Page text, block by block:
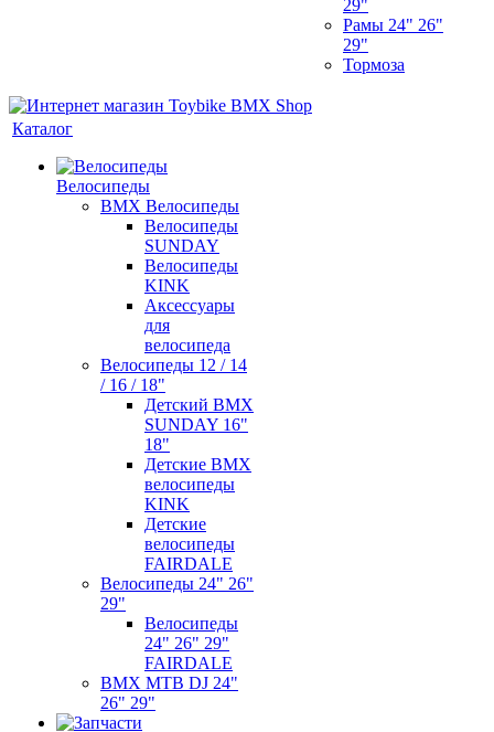
29"
Рамы 24" 26"
29"
Тормоза
Каталог
Велосипеды
BMX Велосипеды
Велосипеды
SUNDAY
Велосипеды
KINK
Аксессуары
для
велосипеда
Велосипеды 12 / 14
/ 16 / 18"
Детский BMX
SUNDAY 16"
18"
Детские BMX
велосипеды
KINK
Детские
велосипеды
FAIRDALE
Велосипеды 24" 26"
29"
Велосипеды
24" 26" 29"
FAIRDALE
BMX MTB DJ 24"
26" 29"